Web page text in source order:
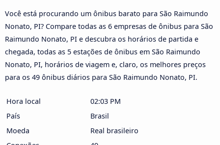
Você está procurando um ônibus barato para São Raimundo
Nonato, PI? Compare todas as 6 empresas de ônibus para São
Raimundo Nonato, PI e descubra os horários de partida e
chegada, todas as 5 estações de ônibus em São Raimundo
Nonato, PI, horários de viagem e, claro, os melhores preços
para os 49 ônibus diários para São Raimundo Nonato, PI.
Hora local
02:03 PM
País
Brasil
Moeda
Real brasileiro